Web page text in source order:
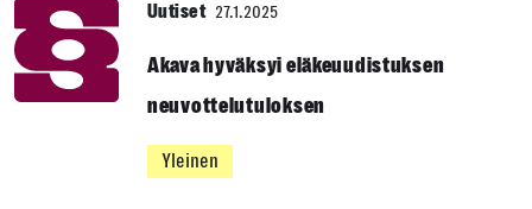
Uutiset 27.1.2025
Akava hyväksyi eläkeuudistuksen
neuvottelutuloksen
Yleinen